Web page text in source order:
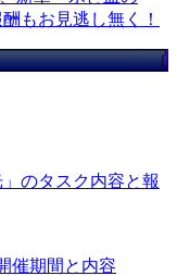
もお見逃し無く！
のタスク内容と報
催期間と内容